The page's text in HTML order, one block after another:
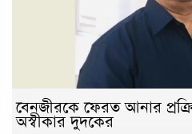
বেনজীরকে ফেরত আনার
অস্বীকার দুদকের